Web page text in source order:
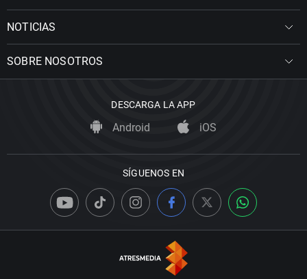
NOTICIAS
SOBRE NOSOTROS
DESCARGA LA APP
Android iOS
SÍGUENOS EN